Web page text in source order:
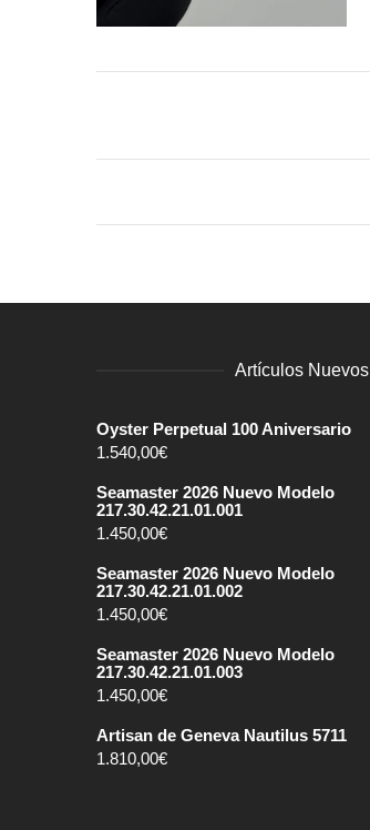
Artículos Nuevos
Oyster Perpetual 100 Aniversario
1.540,00€
Seamaster 2026 Nuevo Modelo
217.30.42.21.01.001
1.450,00€
Seamaster 2026 Nuevo Modelo
217.30.42.21.01.002
1.450,00€
Seamaster 2026 Nuevo Modelo
217.30.42.21.01.003
1.450,00€
Artisan de Geneva Nautilus 5711
1.810,00€